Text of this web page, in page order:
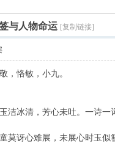
索
›
与人物命运 [复制链接]
，恪敏，小九。
冰清，芳心未吐。一诗一
莫讶心难展，未展心时玉似